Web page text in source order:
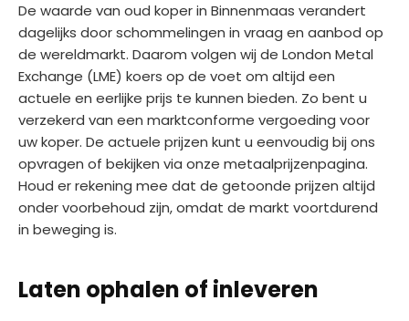
De waarde van oud koper in Binnenmaas verandert
dagelijks door schommelingen in vraag en aanbod op
de wereldmarkt. Daarom volgen wij de London Metal
Exchange (LME) koers op de voet om altijd een
actuele en eerlijke prijs te kunnen bieden. Zo bent u
verzekerd van een marktconforme vergoeding voor
uw koper. De actuele prijzen kunt u eenvoudig bij ons
opvragen of bekijken via onze metaalprijzenpagina.
Houd er rekening mee dat de getoonde prijzen altijd
onder voorbehoud zijn, omdat de markt voortdurend
in beweging is.
Laten ophalen of inleveren